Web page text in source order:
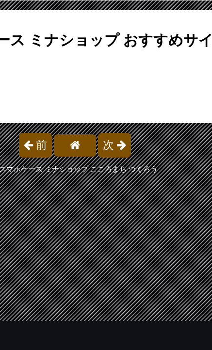
ス ミナショップおすすめサ
前 次
マホケース ミナショップ こころまち つくろう